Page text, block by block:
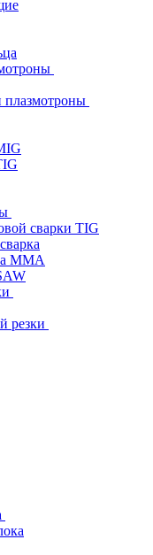
плазмотроны
сварки TIG
MMA
резки